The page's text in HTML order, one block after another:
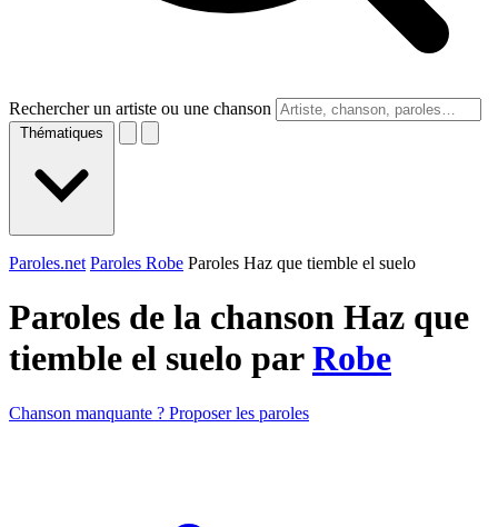
Rechercher un artiste ou une chanson
Thématiques
Paroles.net Paroles Robe Paroles Haz que tiemble el suelo
Paroles de la chanson Haz que
tiemble el suelo parRobe
Chanson manquante ? Proposer les paroles